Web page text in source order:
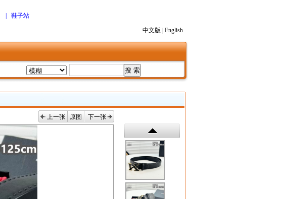
鞋子站
中文版 English
上一张 原图 下一张